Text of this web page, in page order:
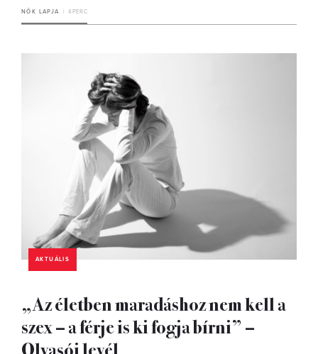
NŐK LAPJA 4 PERC
AKTUÁLIS
„Az életben maradáshoz nem kell a
szex – a férje is ki fogja bírni” –
Olvasói levél